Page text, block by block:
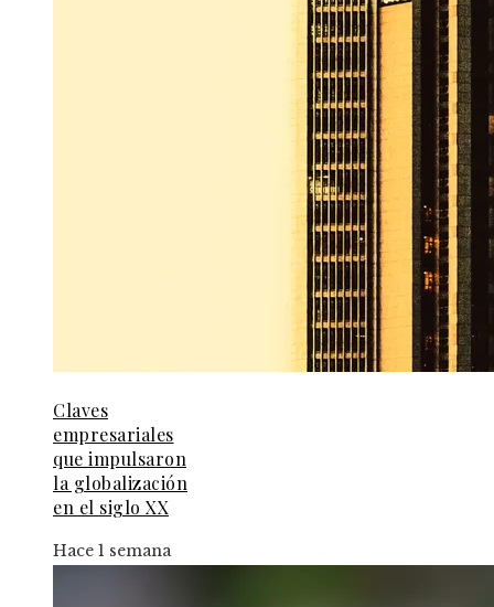
Claves
empresariales
que impulsaron
la globalización
en el siglo XX
Hace 1 semana